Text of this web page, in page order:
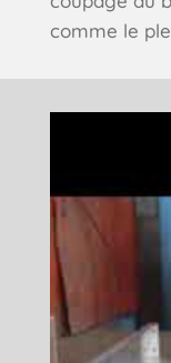
comme le